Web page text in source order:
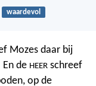
waardevol
Mozes daar bij
de HEER schreef
op de